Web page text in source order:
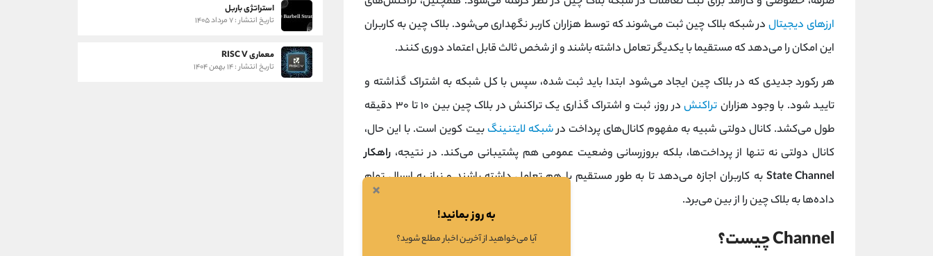
ارزهای دیجیتالدر شبکه بلاک چین ثبت می‌شوند که توسط هزاران کاربر نگهداری می‌شود. بلاک چین به کاربران
این امکان را می‌دهد که مستقیما با یکدیگر تعامل داشته باشند و از شخص ثالث قابل اعتماد دوری کنند.
هر رکورد جدیدی که در بلاک چین ایجاد می‌شود ابتدا باید ثبت شده، سپس با کل شبکه به اشتراک گذاشته و
تایید شود. با وجود هزاران تراکنش
در روز، ثبت و اشتراک گذاری یک تراکنش در بلاک چین بین ۱۰ تا ۳۰ دقیقه
طول می‌کشد. کانال دولتی شبیه به مفهوم کانال‌های پرداخت درشبکه لایتنینگ بیت کوین است. با این حال،
کانال دولتی نه تنها از پرداخت‌ها، بلکه بروزرسانی وضعیت عمومی هم پشتیبانی می‌کند. در نتیجه، راهکار
State Channel به کاربران اجازه می‌دهد تا به طور مستقیم با هم تعامل داشته باشند و نیاز به ارسال تمام
داده‌ها به بلاک چین را از بین می‌برد.
Channel چیست؟
استراتژی باربل
تاریخ انتشار : ۷ مرداد ۱۴۰۵
معماری RISC V
تاریخ انتشار : ۱۴ بهمن ۱۴۰۴
×
به روز بمانید!
آیا می‌خواهید از آخرین اخبار مطلع شوید؟